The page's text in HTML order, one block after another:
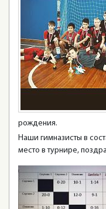
рождения.
Наши гимназисты в
место в турнире,